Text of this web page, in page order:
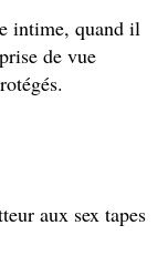
intime, quand il
de vue
aux sex tapes